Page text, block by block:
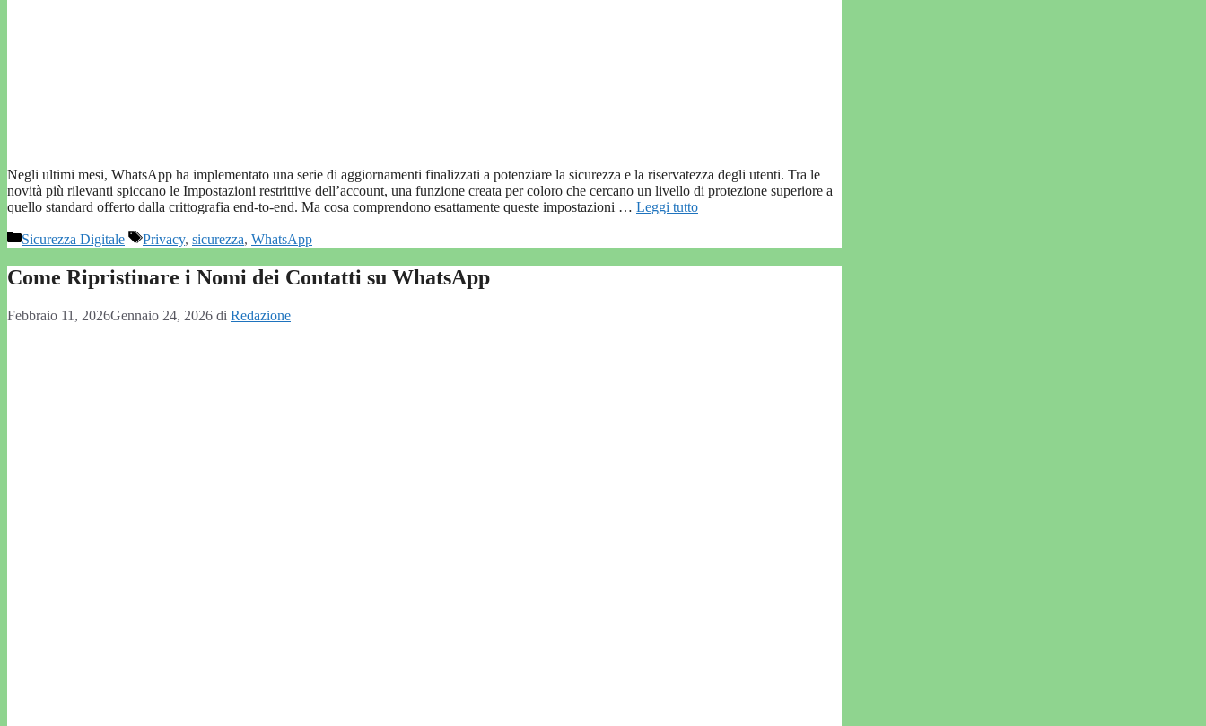
Negli ultimi mesi, WhatsApp ha implementato una serie di aggiornamenti finalizzati a potenziare la sicurezza e la riservatezza degli utenti. Tra le
novità più rilevanti spiccano le Impostazioni restrittive dell’account, una funzione creata per coloro che cercano un livello di protezione superiore a
quello standard offerto dalla crittografia end-to-end. Ma cosa comprendono esattamente queste impostazioni … Leggi tutto
Categorie
Sicurezza Digitale Tag
Privacy, sicurezza, WhatsApp
Come Ripristinare i Nomi dei Contatti su WhatsApp
Febbraio 11, 2026Gennaio 24, 2026 di Redazione